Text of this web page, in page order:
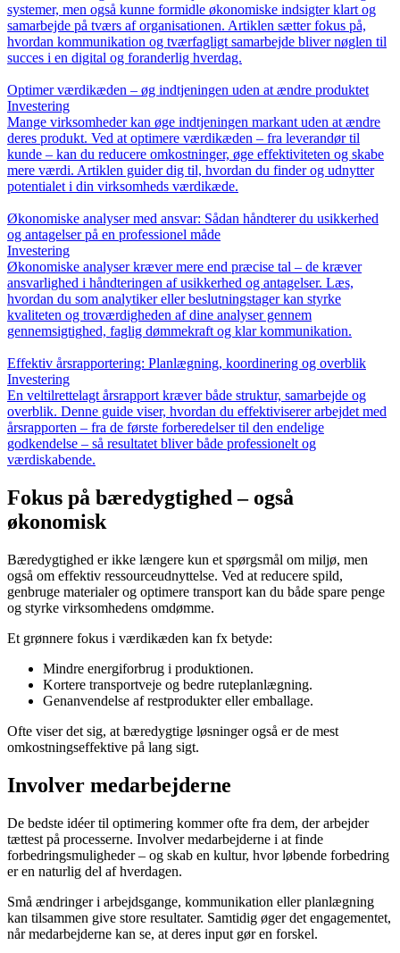
systemer, men også kunne formidle økonomiske indsigter klart og
samarbejde på tværs af organisationen. Artiklen sætter fokus på,
hvordan kommunikation og tværfagligt samarbejde bliver nøglen til
succes i en digital og foranderlig hverdag.
Optimer værdikæden – øg indtjeningen uden at ændre produktet
Investering
Mange virksomheder kan øge indtjeningen markant uden at ændre
deres produkt. Ved at optimere værdikæden – fra leverandør til
kunde – kan du reducere omkostninger, øge effektiviteten og skabe
mere værdi. Artiklen guider dig til, hvordan du finder og udnytter
potentialet i din virksomheds værdikæde.
Økonomiske analyser med ansvar: Sådan håndterer du usikkerhed
og antagelser på en professionel måde
Investering
Økonomiske analyser kræver mere end præcise tal – de kræver
ansvarlighed i håndteringen af usikkerhed og antagelser. Læs,
hvordan du som analytiker eller beslutningstager kan styrke
kvaliteten og troværdigheden af dine analyser gennem
gennemsigtighed, faglig dømmekraft og klar kommunikation.
Effektiv årsrapportering: Planlægning, koordinering og overblik
Investering
En veltilrettelagt årsrapport kræver både struktur, samarbejde og
overblik. Denne guide viser, hvordan du effektiviserer arbejdet med
årsrapporten – fra de første forberedelser til den endelige
godkendelse – så resultatet bliver både professionelt og
værdiskabende.
Fokus på bæredygtighed – også
økonomisk
Bæredygtighed er ikke længere kun et spørgsmål om miljø, men
også om effektiv ressourceudnyttelse. Ved at reducere spild,
genbruge materialer og optimere transport kan du både spare penge
og styrke virksomhedens omdømme.
Et grønnere fokus i værdikæden kan fx betyde:
Mindre energiforbrug i produktionen.
Kortere transportveje og bedre ruteplanlægning.
Genanvendelse af restprodukter eller emballage.
Ofte viser det sig, at bæredygtige løsninger også er de mest
omkostningseffektive på lang sigt.
Involver medarbejderne
De bedste idéer til optimering kommer ofte fra dem, der arbejder
tættest på processerne. Involver medarbejderne i at finde
forbedringsmuligheder – og skab en kultur, hvor løbende forbedring
er en naturlig del af hverdagen.
Små ændringer i arbejdsgange, kommunikation eller planlægning
kan tilsammen give store resultater. Samtidig øger det engagementet,
når medarbejderne kan se, at deres input gør en forskel.